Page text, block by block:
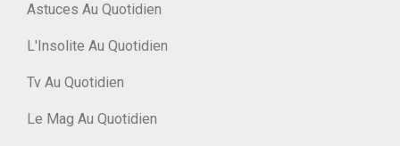
Astuces Au Quotidien
L'Insolite Au Quotidien
Tv Au Quotidien
Le Mag Au Quotidien